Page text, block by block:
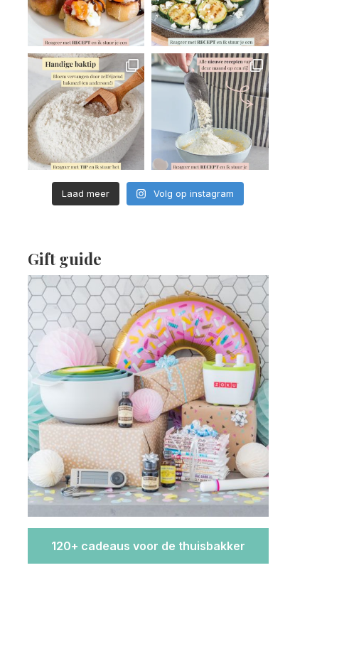
Laad meer Volg op instagram
Gift guide
120+ cadeaus voor de thuisbakker